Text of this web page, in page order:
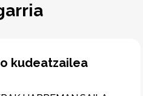
kudeatzailea